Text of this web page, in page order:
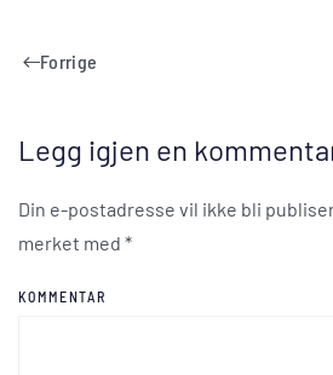
Forrige
Legg igjen en
Din e-postadresse vil ikke bli
merket med *
KOMMENTAR